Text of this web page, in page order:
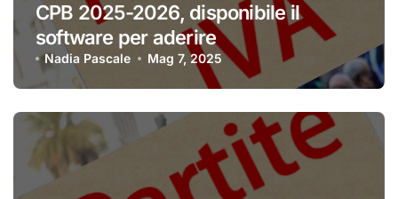
CPB 2025-2026, disponibile il
software per aderire
Nadia Pascale Mag 7, 2025